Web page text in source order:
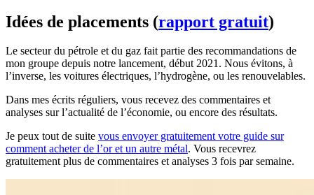
Idées de placements (rapport gratuit)
Le secteur du pétrole et du gaz fait partie des recommandations de
mon groupe depuis notre lancement, début 2021. Nous évitons, à
l’inverse, les voitures électriques, l’hydrogène, ou les renouvelables.
Dans mes écrits réguliers, vous recevez des commentaires et
analyses sur l’actualité de l’économie, ou encore des résultats.
Je peux tout de suite vous envoyer gratuitement votre guide sur
comment acheter de l’or et un autre métal. Vous recevrez
gratuitement plus de commentaires et analyses 3 fois par semaine.